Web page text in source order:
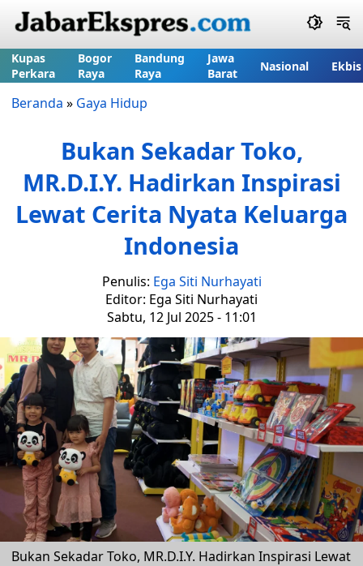
Kupas
Perkara
Bogor
Raya
Bandung
Raya
Jawa
Barat
Nasional Ekbis
Beranda » Gaya Hidup
Bukan Sekadar Toko,
MR.D.I.Y. Hadirkan Inspirasi
Lewat Cerita Nyata Keluarga
Indonesia
Penulis: Ega Siti Nurhayati
Editor: Ega Siti Nurhayati
Sabtu, 12 Jul 2025 - 11:01
Bukan Sekadar Toko, MR.D.I.Y. Hadirkan Inspirasi Lewat